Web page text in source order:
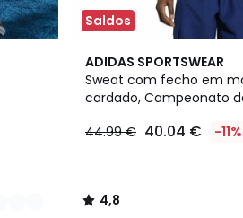
Saldos
ADIDAS SPORTSWEAR
Sweat com fecho em
cardado, Campeonato
44.99 € 40.04 € -11%
4,8
/ 5
2
Cores
4,8
/